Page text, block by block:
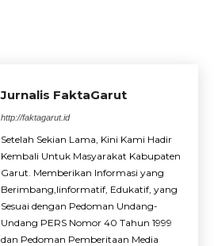
Jurnalis FaktaGarut
http://faktagarut.id
Setelah Sekian Lama, Kini Kami Hadir
Kembali Untuk Masyarakat Kabupaten
Garut. Memberikan Informasi yang
Berimbang,Iinformatif, Edukatif, yang
Sesuai dengan Pedoman Undang-
Undang PERS Nomor 40 Tahun 1999
dan Pedoman Pemberitaan Media